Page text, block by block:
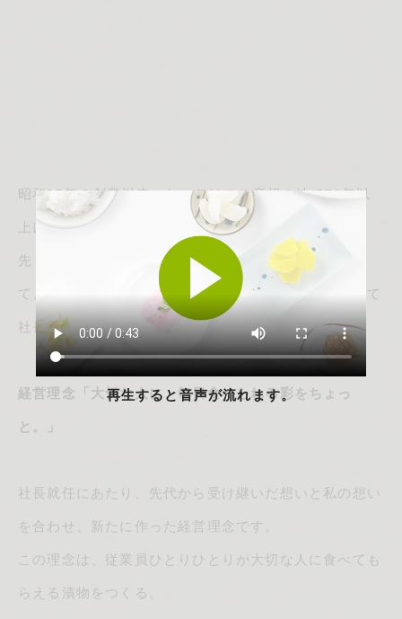
昭和27年の創業以来、ヤマヨはここ彦根の地で70年以
上にわたり、近江つけものを作り続けて参りました。
先々代の「林惣市」から、先代の「林洋一」へ、そし
て、令和７年９月、私「林晋太郎」が創業三代目として
社長に就任いたしました。
経営理念「大切な人に、毎日食べられる彩をちょっ
と。」
社長就任にあたり、先代から受け継いだ想いと私の想い
を合わせ、新たに作った経営理念です。
この理念は、従業員ひとりひとりが大切な人に食べても
らえる漬物をつくる。
再生すると音声が流れます。